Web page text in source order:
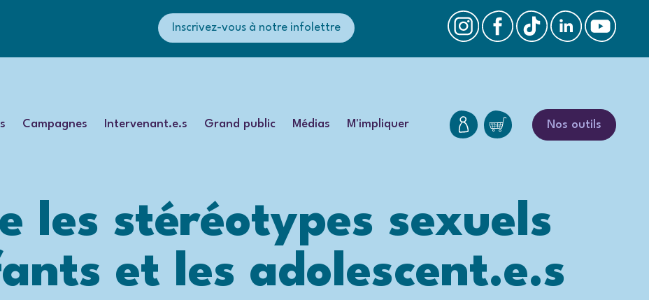
Inscrivez-vous à notre infolettre
Campagnes Intervenant.e.s Grand public Médias M'impliquer Nos outils
les stéréotypes sexuels
et les adolescent.e.s